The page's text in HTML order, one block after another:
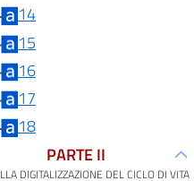
14
15
16
17
18
PARTE II
DIGITALIZZAZIONE DEL CICLO DI VITA